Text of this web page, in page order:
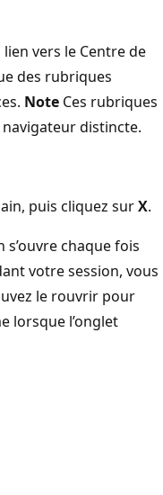
vers le Centre de
des rubriques
Note Ces rubriques
distincte.
puis cliquez surX.
chaque fois
votre session, vous
le rouvrir pour
lorsque l’onglet